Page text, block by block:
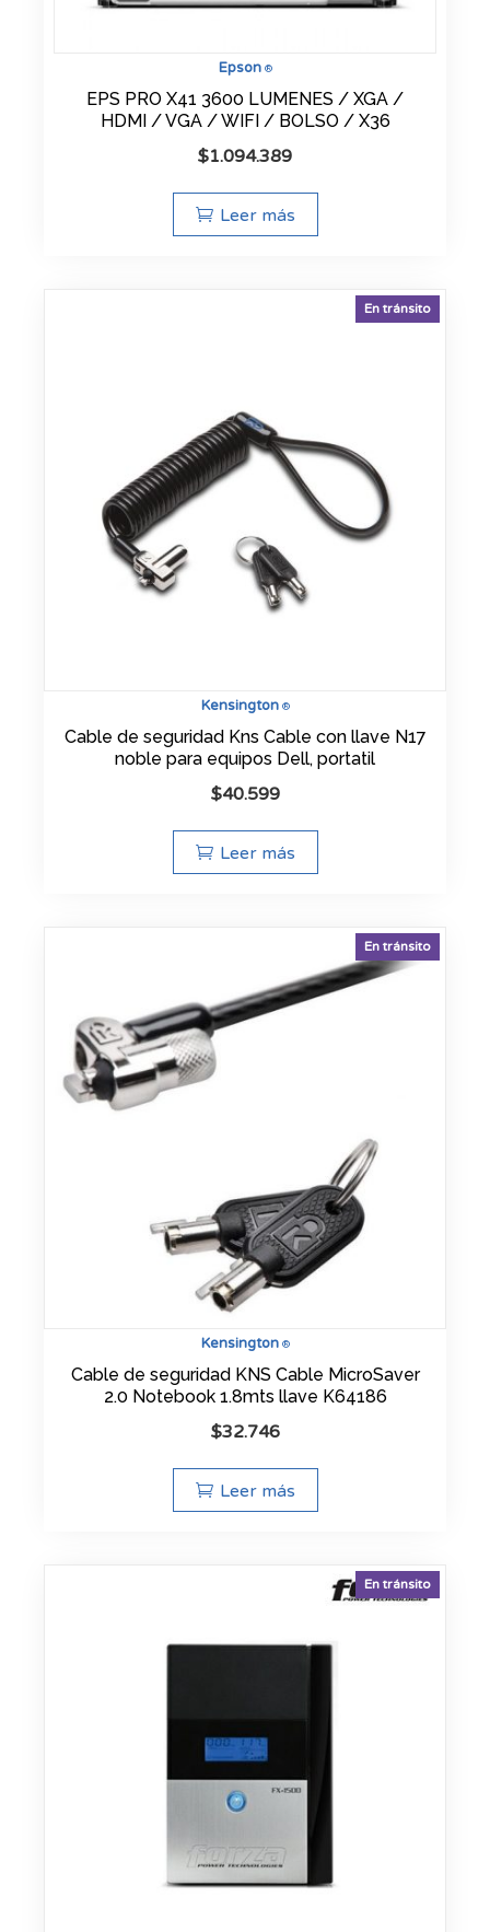
Epson®
EPS PRO X41 3600 LUMENES / XGA /
HDMI / VGA / WIFI / BOLSO / X36
$1.094.389
Leer más
Kensington®
En tránsito
Cable de seguridad Kns Cable con llave N17
noble para equipos Dell, portatil
$40.599
Leer más
Kensington®
En tránsito
Cable de seguridad KNS Cable MicroSaver
2.0 Notebook 1.8mts llave K64186
$32.746
Leer más
En tránsito